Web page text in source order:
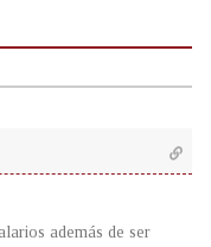
además de ser